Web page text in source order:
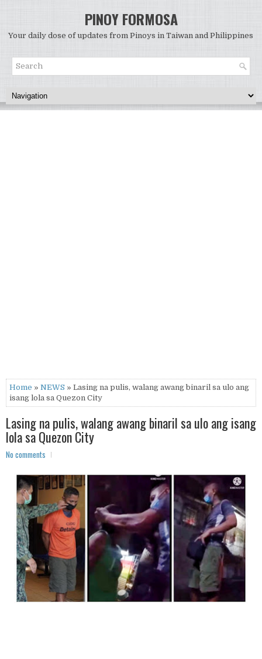
PINOY FORMOSA
Your daily dose of updates from Pinoys in Taiwan and Philippines
Home » NEWS » Lasing na pulis, walang awang binaril sa ulo ang
isang lola sa Quezon City
Lasing na pulis, walang awang binaril sa ulo ang isang
lola sa Quezon City
No comments